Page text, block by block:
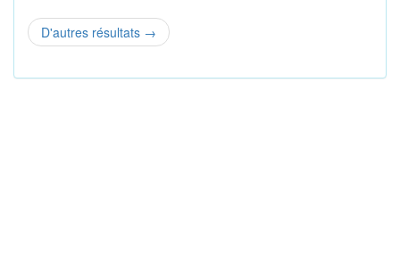
D'autres résultats →